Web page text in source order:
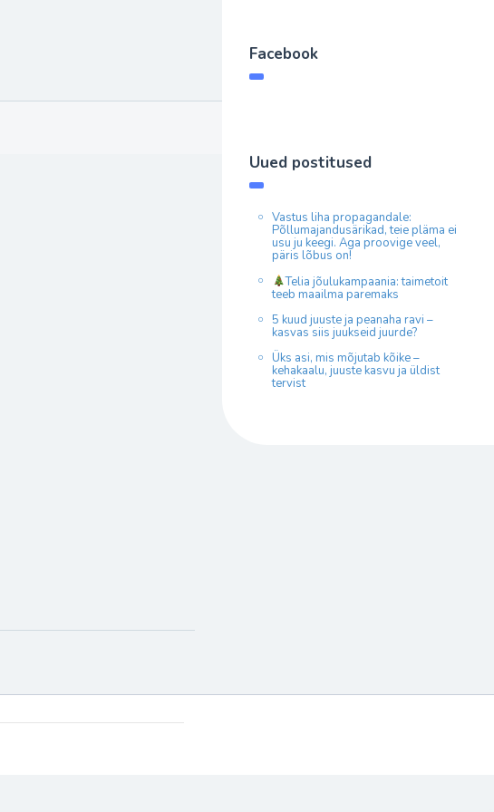
Facebook
Uued postitused
Vastus liha propagandale:
Põllumajandusärikad, teie pläma ei
usu ju keegi. Aga proovige veel,
päris lõbus on!
Telia jõulukampaania: taimetoit
teeb maailma paremaks
5 kuud juuste ja peanaha ravi –
kasvas siis juukseid juurde?
Üks asi, mis mõjutab kõike –
kehakaalu, juuste kasvu ja üldist
tervist